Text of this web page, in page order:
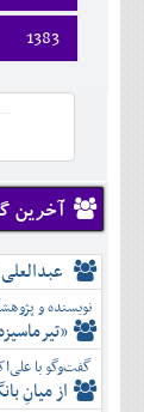
تير
مرداد
شهريور
مهر
دی
بهمن
اسفند
خرداد
تير
مرداد
آبان
آذر
دی
بهمن
اسفند
فروردين
خرداد
شهريور
مهر
آبان
آذر
دی
بهمن
اسفند
1383
فروردين
تير
مرداد
شهريور
مهر
آبان
آذر
دی
بهمن
اسفند
آخرین
نویسنده و
گفت‌وگو با
از میانِ